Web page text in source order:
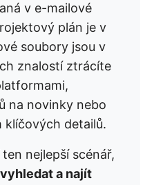
v e-mailové
plán je v
soubory jsou v
znalostí ztrácíte
na novinky nebo
klíčových detailů.
nejlepší scénář,
a najít